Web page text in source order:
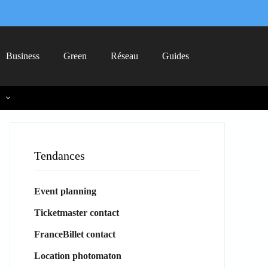
Business Green Réseau Guides
Tendances
Event planning
Ticketmaster contact
FranceBillet contact
Location photomaton